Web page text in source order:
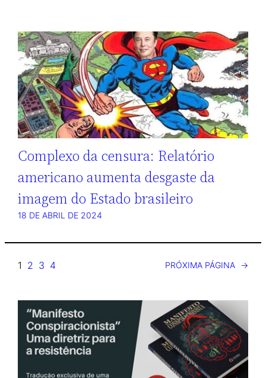
Complexo da censura: Relatório
americano aumenta desgaste da
imagem do Estado brasileiro
18 DE ABRIL DE 2024
1 2 3 4 PRÓXIMA PÁGINA →